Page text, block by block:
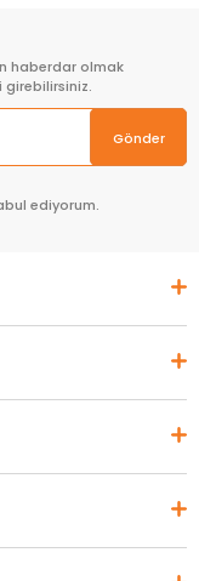
haberdar olmak
Gönder
ediyorum.